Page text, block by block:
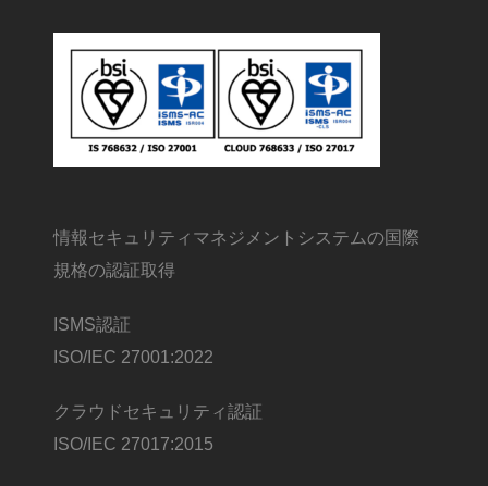
情報セキュリティマネジメントシステムの国際
規格の認証取得
ISMS認証
ISO/IEC 27001:2022
クラウドセキュリティ認証
ISO/IEC 27017:2015